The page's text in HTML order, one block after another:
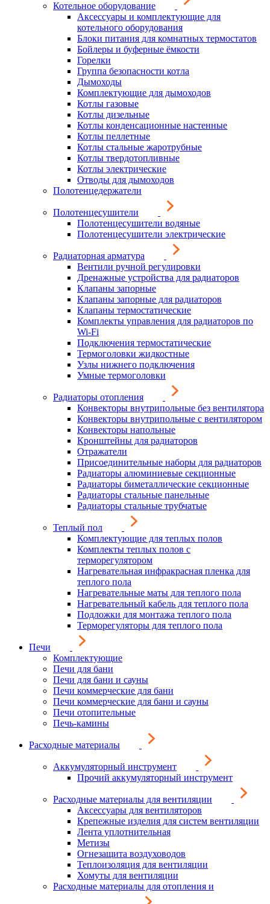
Котельное оборудование
Аксессуары и комплектующие для
котельного оборудования
Блоки питания для комнатных термостатов
Бойлеры и буферные ёмкости
Горелки
Группа безопасности котла
Дымоходы
Комплектующие для дымоходов
Котлы газовые
Котлы дизельные
Котлы конденсационные настенные
Котлы пеллетные
Котлы стальные жаротрубные
Котлы твердотопливные
Котлы электрические
Отводы для дымоходов
Полотенцедержатели
Полотенцесушители
Полотенцесушители водяные
Полотенцесушители электрические
Радиаторная арматура
Вентили ручной регулировки
Дренажные устройства для радиаторов
Клапаны запорные
Клапаны запорные для радиаторов
Клапаны термостатические
Комплекты управления для радиаторов по
Wi-Fi
Подключения термостатические
Термоголовки жидкостные
Узлы нижнего подключения
Умные термоголовки
Радиаторы отопления
Конвекторы внутрипольные без вентилятора
Конвекторы внутрипольные с вентилятором
Конвекторы напольные
Кронштейны для радиаторов
Отражатели
Присоединительные наборы для радиаторов
Радиаторы алюминиевые секционные
Радиаторы биметаллические секционные
Радиаторы стальные панельные
Радиаторы стальные трубчатые
Теплый пол
Комплектующие для теплых полов
Комплекты теплых полов с
терморегулятором
Нагревательная инфракрасная пленка для
теплого пола
Нагревательные маты для теплого пола
Нагревательный кабель для теплого пола
Подложки для монтажа теплого пола
Терморегуляторы для теплого пола
Печи
Комплектующие
Печи для бани
Печи для бани и сауны
Печи коммерческие для бани
Печи коммерческие для бани и сауны
Печи отопительные
Печь-камины
Расходные материалы
Аккумуляторный инструмент
Прочий аккумуляторный инструмент
Расходные материалы для вентиляции
Аксессуары для вентиляторов
Крепежные изделия для систем вентиляции
Лента уплотнительная
Метизы
Огнезащита воздуховодов
Теплоизоляция для вентиляции
Хомуты для вентиляции
Расходные материалы для отопления и